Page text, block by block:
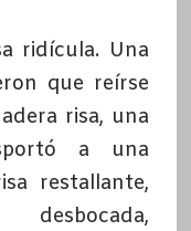
ridícula. Una
que reírse
risa, una
a una
restallante,